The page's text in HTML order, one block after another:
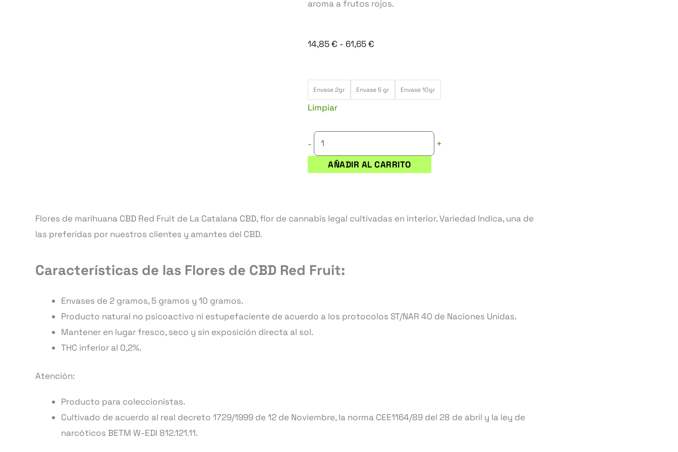
aroma a frutos rojos.
14,85€ - 61,65€
desde
Envase 2gr Envase 5 gr Envase 10gr
Limpiar
-
CBD
RED
FRUIT
cantidad
+
AÑADIR AL CARRITO
Flores de marihuana CBD Red Fruit de La Catalana CBD, flor de cannabis legal cultivadas en interior. Variedad Indica, una de
las preferidas por nuestros clientes y amantes del CBD.
Características de las Flores de CBD Red Fruit:
Envases de 2 gramos, 5 gramos y 10 gramos.
Producto natural no psicoactivo ni estupefaciente de acuerdo a los protocolos ST/NAR 40 de Naciones Unidas.
Mantener en lugar fresco, seco y sin exposición directa al sol.
THC inferior al 0,2%.
Atención:
Producto para coleccionistas.
Cultivado de acuerdo al real decreto 1729/1999 de 12 de Noviembre, la norma CEE1164/89 del 28 de abril y la ley de
narcóticos BETM W-EDI 812.121.11.